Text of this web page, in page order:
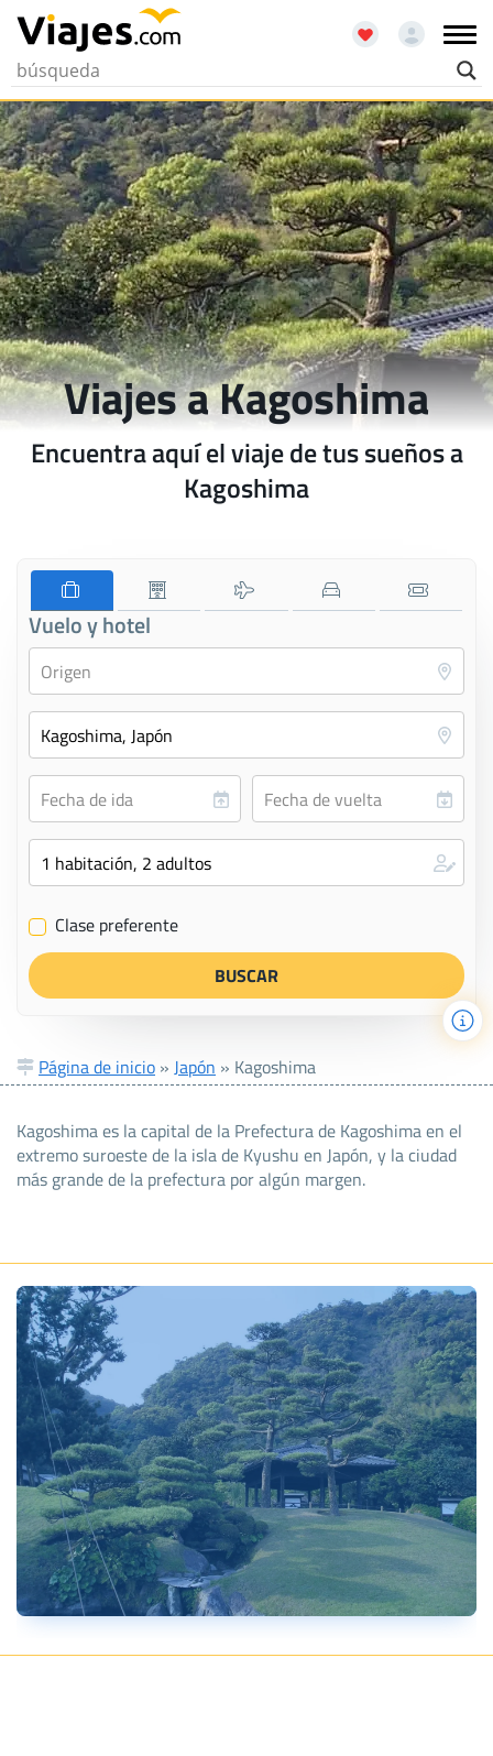
Viajes a Kagoshima
Encuentra aquí el viaje de tus sueños a
Kagoshima
Vuelo y hotel
✔ Clase preferente
Página de inicio » Japón » Kagoshima
Kagoshima es la capital de la Prefectura de Kagoshima en el
extremo suroeste de la isla de Kyushu en Japón, y la ciudad
más grande de la prefectura por algún margen.